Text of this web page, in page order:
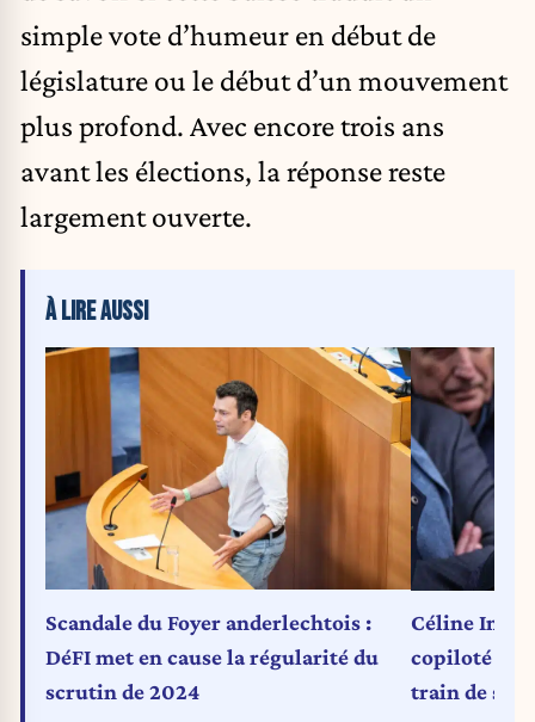
simple vote d’humeur en début de
législature ou le début d’un mouvement
plus profond. Avec encore trois ans
avant les élections, la réponse reste
largement ouverte.
À LIRE AUSSI
Scandale du Foyer anderlechtois :
DéFI met en cause la régularité du
scrutin de 2024
Céline
copiloté
train de se